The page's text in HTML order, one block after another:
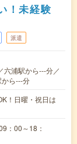
！未経験
派遣
六浦駅から---分／
ら---分
！日曜・祝日は
：00～18：